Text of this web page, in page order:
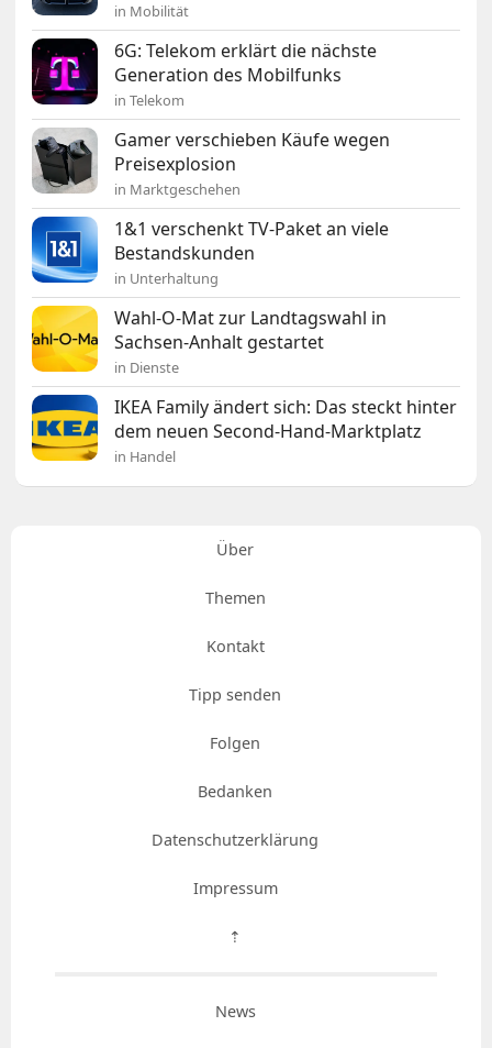
in Mobilität
6G: Telekom erklärt die nächste
Generation des Mobilfunks
in Telekom
Gamer verschieben Käufe wegen
Preisexplosion
in Marktgeschehen
1&1 verschenkt TV-Paket an viele
Bestandskunden
in Unterhaltung
Wahl-O-Mat zur Landtagswahl in
Sachsen-Anhalt gestartet
in Dienste
IKEA Family ändert sich: Das steckt hinter
dem neuen Second-Hand-Marktplatz
in Handel
Über
Themen
Kontakt
Tipp senden
Folgen
Bedanken
Datenschutzerklärung
Impressum
⇡
News